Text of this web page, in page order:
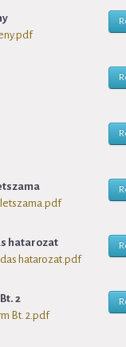
hatarozat
hatarozat.pdf
2
Bt. 2.pdf